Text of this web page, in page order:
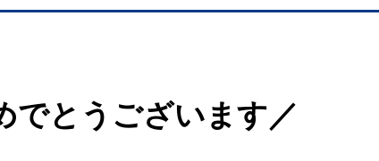
でとうございます／